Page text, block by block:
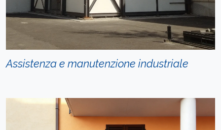
Assistenza e manutenzione industriale